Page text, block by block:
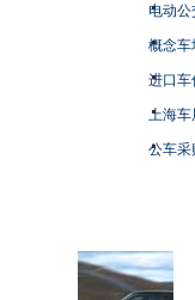
电动
概念车
进口车
上海
公车采